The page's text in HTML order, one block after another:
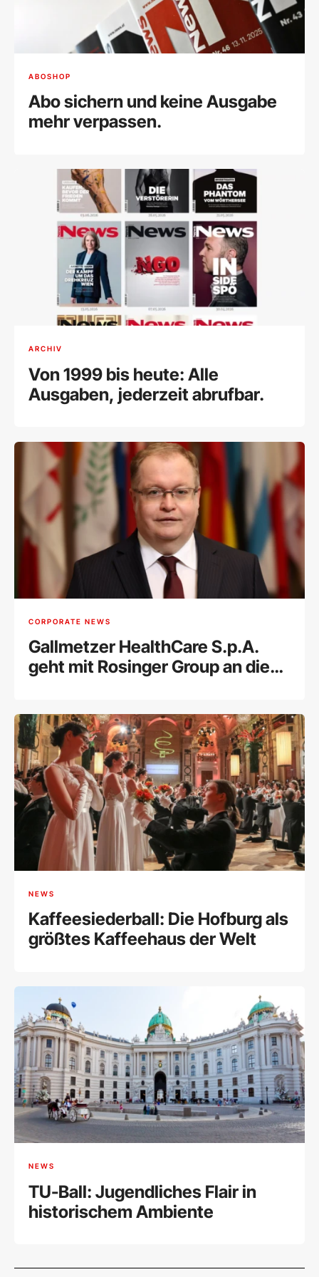
ABOSHOP
Abo sichern und keine Ausgabe
mehr verpassen.
ARCHIV
Von 1999 bis heute: Alle
Ausgaben, jederzeit abrufbar.
CORPORATE NEWS
Gallmetzer HealthCare S.p.A.
geht mit Rosinger Group an die
NEWS
Kaffeesiederball: Die Hofburg als
größtes Kaffeehaus der Welt
NEWS
TU-Ball: Jugendliches Flair in
historischem Ambiente